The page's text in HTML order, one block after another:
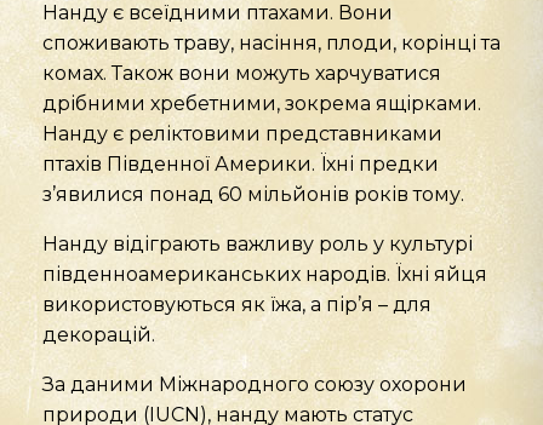
Нанду є всеїдними птахами. Вони
споживають траву, насіння, плоди, корінці та
комах. Також вони можуть харчуватися
дрібними хребетними, зокрема ящірками.
Нанду є реліктовими представниками
птахів Південної Америки. Їхні предки
з’явилися понад 60 мільйонів років тому.
Нанду відіграють важливу роль у культурі
південноамериканських народів. Їхні яйця
використовуються як їжа, а пір’я – для
декорацій.
За даними Міжнародного союзу охорони
природи (IUCN), нанду мають статус